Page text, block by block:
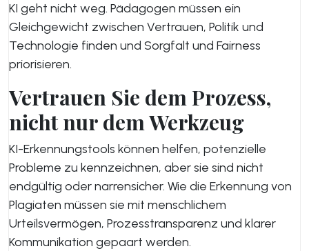
KI geht nicht weg. Pädagogen müssen ein
Gleichgewicht zwischen Vertrauen, Politik und
Technologie finden und Sorgfalt und Fairness
priorisieren.
Vertrauen Sie dem Prozess,
nicht nur dem Werkzeug
KI-Erkennungstools können helfen, potenzielle
Probleme zu kennzeichnen, aber sie sind nicht
endgültig oder narrensicher. Wie die Erkennung von
Plagiaten müssen sie mit menschlichem
Urteilsvermögen, Prozesstransparenz und klarer
Kommunikation gepaart werden.